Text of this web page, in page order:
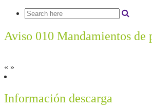
Aviso 010 Mandamientos de
« »
Información descarga